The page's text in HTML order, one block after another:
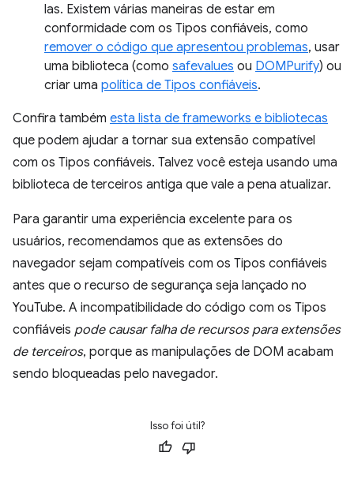
las. Existem várias maneiras de estar em
conformidade com os Tipos confiáveis, como
remover o código que apresentou problemas, usar
uma biblioteca (como safevalues ou DOMPurify) ou
criar uma política de Tipos confiáveis.
Confira também esta lista de frameworks e bibliotecas
que podem ajudar a tornar sua extensão compatível
com os Tipos confiáveis. Talvez você esteja usando uma
biblioteca de terceiros antiga que vale a pena atualizar.
Para garantir uma experiência excelente para os
usuários, recomendamos que as extensões do
navegador sejam compatíveis com os Tipos confiáveis
antes que o recurso de segurança seja lançado no
YouTube. A incompatibilidade do código com os Tipos
confiáveis pode causar falha de recursos para extensões
de terceiros, porque as manipulações de DOM acabam
sendo bloqueadas pelo navegador.
Isso foi útil?